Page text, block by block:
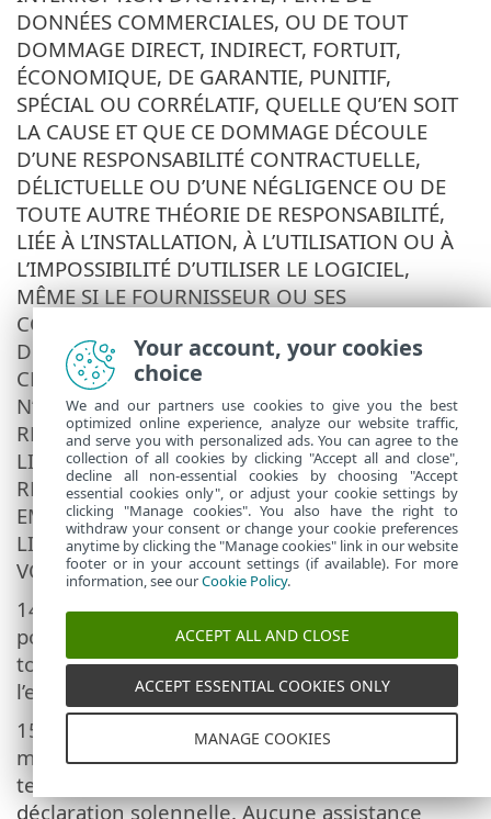
DONNÉES COMMERCIALES, OU DE TOUT
DOMMAGE DIRECT, INDIRECT, FORTUIT,
ÉCONOMIQUE, DE GARANTIE, PUNITIF,
SPÉCIAL OU CORRÉLATIF, QUELLE QU’EN SOIT
LA CAUSE ET QUE CE DOMMAGE DÉCOULE
D’UNE RESPONSABILITÉ CONTRACTUELLE,
DÉLICTUELLE OU D’UNE NÉGLIGENCE OU DE
TOUTE AUTRE THÉORIE DE RESPONSABILITÉ,
LIÉE À L’INSTALLATION, À L’UTILISATION OU À
L’IMPOSSIBILITÉ D’UTILISER LE LOGICIEL,
MÊME SI LE FOURNISSEUR OU SES
CONCÉDANTS DE LICENCE ONT ÉTÉ AVERTIS
DE L’ÉVENTUALITÉ D’UN TEL DOMMAGE.
CERTAINS PAYS ET CERTAINES LOIS
N’AUTORISANT PAS L’EXCLUSION DE
RESPONSABILITÉ, MAIS AUTORISANT LA
LIMITATION DE RESPONSABILITÉ, LA
RESPONSABILITÉ DU FOURNISSEUR, DE SES
EMPLOYÉS OU DE SES CONCÉDANTS DE
LICENCE SERA LIMITÉE AU MONTANT QUE
VOUS AVEZ PAYÉ POUR LA LICENCE.
14. Aucune disposition du présent Contrat ne
porte atteinte aux droits accordés par la loi de
toute partie agissant comme client si
l’exécution y est contraire.
15.
Assistance technique. ESET ou des tiers
mandatés par ESET fourniront une assistance
technique à leur discrétion, sans garantie ni
déclaration solennelle. Aucune assistance
Your account, your cookies
choice
We and our partners use cookies to give you the best
optimized online experience, analyze our website traffic,
and serve you with personalized ads. You can agree to the
collection of all cookies by clicking "Accept all and close",
decline all non-essential cookies by choosing "Accept
essential cookies only", or adjust your cookie settings by
clicking "Manage cookies". You also have the right to
withdraw your consent or change your cookie preferences
anytime by clicking the "Manage cookies" link in our website
footer or in your account settings (if available). For more
information, see ourCookie Policy.
ACCEPT ALL AND CLOSE
ACCEPT ESSENTIAL COOKIES ONLY
MANAGE COOKIES